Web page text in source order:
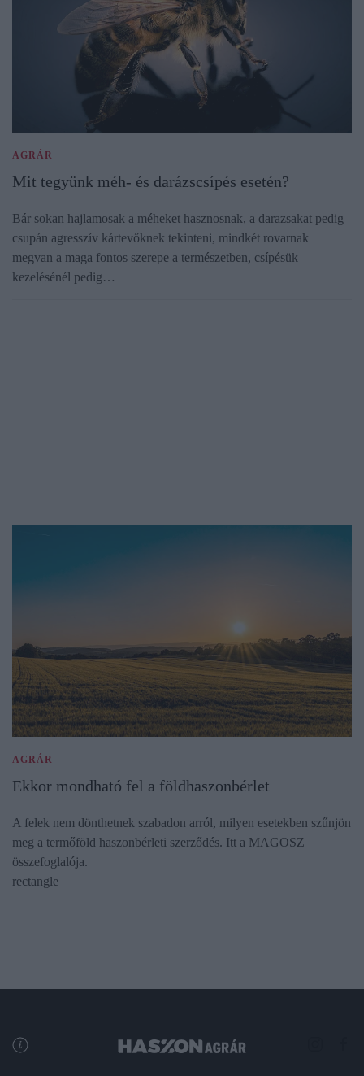
AGRÁR
Mit tegyünk méh- és darázscsípés esetén?
Bár sokan hajlamosak a méheket hasznosnak, a darazsakat pedig
csupán agresszív kártevőknek tekinteni, mindkét rovarnak
megvan a maga fontos szerepe a természetben, csípésük
kezelésénél pedig…
AGRÁR
Ekkor mondható fel a földhaszonbérlet
A felek nem dönthetnek szabadon arról, milyen esetekben szűnjön
meg a termőföld haszonbérleti szerződés. Itt a MAGOSZ
összefoglalója.
rectangle